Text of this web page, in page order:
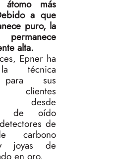
más
a que
puro, la
permanece
alta.
Epner ha
técnica
para sus
clientes
desde
de oído
de
carbono
joyas de